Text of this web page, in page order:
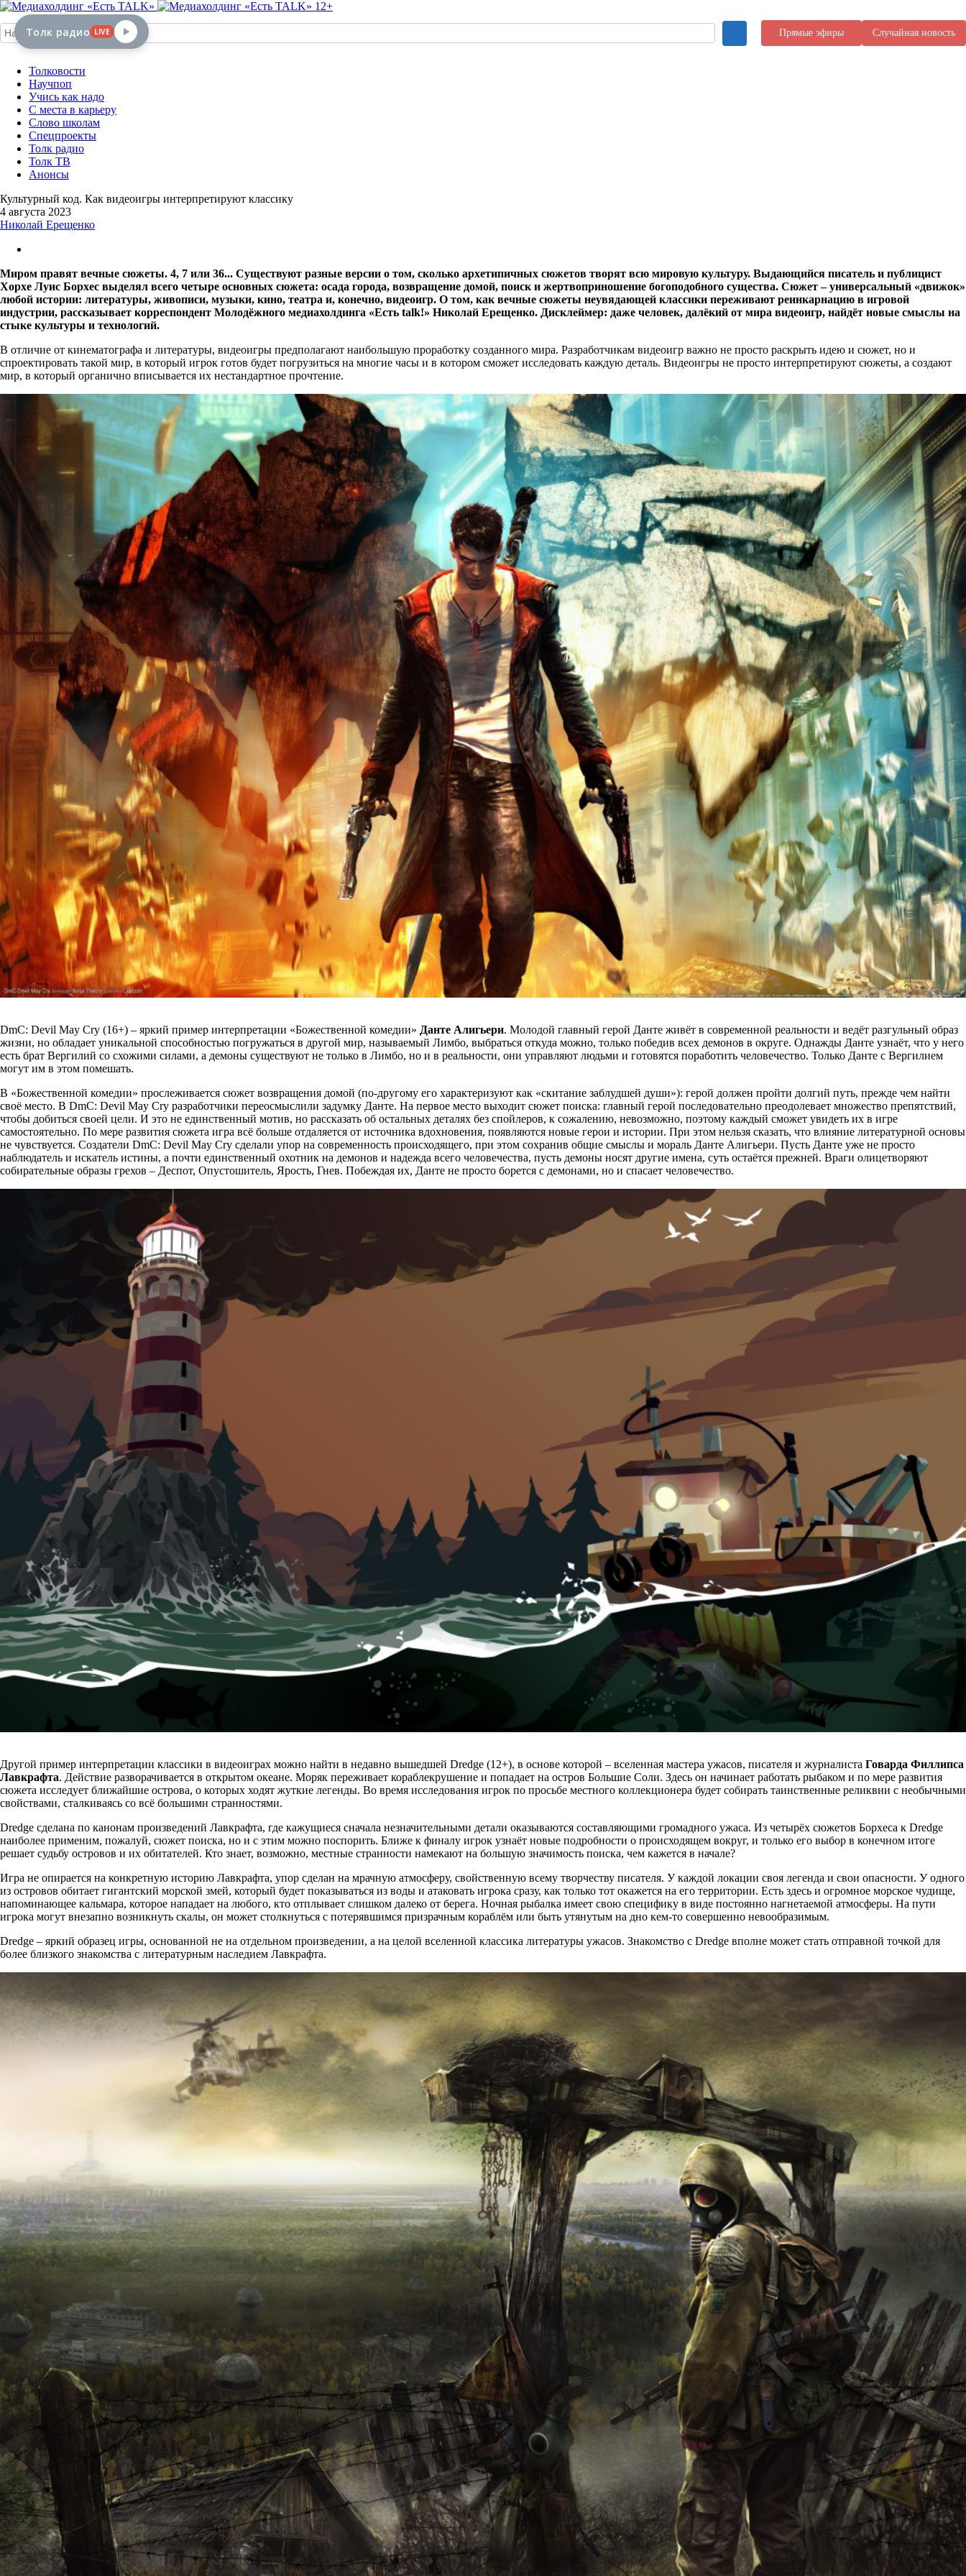
12+
Прямые эфиры Случайная новость
Толковости
Научпоп
Учись как надо
С места в карьеру
Слово школам
Спецпроекты
Толк радио
Толк ТВ
Анонсы
Культурный код. Как видеоигры интерпретируют классику
4 августа 2023
Николай Ерещенко
Миром правят вечные сюжеты. 4, 7 или 36... Существуют разные версии о том, сколько архетипичных сюжетов творят всю мировую культуру. Выдающийся писатель и публицист
Хорхе Луис Борхес выделял всего четыре основных сюжета: осада города, возвращение домой, поиск и жертвоприношение богоподобного существа. Сюжет – универсальный «движок»
любой истории: литературы, живописи, музыки, кино, театра и, конечно, видеоигр. О том, как вечные сюжеты неувядающей классики переживают реинкарнацию в игровой
индустрии, рассказывает корреспондент Молодёжного медиахолдинга «Есть talk!» Николай Ерещенко. Дисклеймер: даже человек, далёкий от мира видеоигр, найдёт новые смыслы на
стыке культуры и технологий.
В отличие от кинематографа и литературы, видеоигры предполагают наибольшую проработку созданного мира. Разработчикам видеоигр важно не просто раскрыть идею и сюжет, но и
спроектировать такой мир, в который игрок готов будет погрузиться на многие часы и в котором сможет исследовать каждую деталь. Видеоигры не просто интерпретируют сюжеты, а создают
мир, в который органично вписывается их нестандартное прочтение.
DmC: Devil May Cry (16+) – яркий пример интерпретации «Божественной комедии» Данте Алигьери. Молодой главный герой Данте живёт в современной реальности и ведёт разгульный образ
жизни, но обладает уникальной способностью погружаться в другой мир, называемый Лимбо, выбраться откуда можно, только победив всех демонов в округе. Однажды Данте узнаёт, что у него
есть брат Вергилий со схожими силами, а демоны существуют не только в Лимбо, но и в реальности, они управляют людьми и готовятся поработить человечество. Только Данте с Вергилием
могут им в этом помешать.
В «Божественной комедии» прослеживается сюжет возвращения домой (по-другому его характеризуют как «скитание заблудшей души»): герой должен пройти долгий путь, прежде чем найти
своё место. В DmC: Devil May Cry разработчики переосмыслили задумку Данте. На первое место выходит сюжет поиска: главный герой последовательно преодолевает множество препятствий,
чтобы добиться своей цели. И это не единственный мотив, но рассказать об остальных деталях без спойлеров, к сожалению, невозможно, поэтому каждый сможет увидеть их в игре
самостоятельно. По мере развития сюжета игра всё больше отдаляется от источника вдохновения, появляются новые герои и истории. При этом нельзя сказать, что влияние литературной основы
не чувствуется. Создатели DmC: Devil May Cry сделали упор на современность происходящего, при этом сохранив общие смыслы и мораль Данте Алигьери. Пусть Данте уже не просто
наблюдатель и искатель истины, а почти единственный охотник на демонов и надежда всего человечества, пусть демоны носят другие имена, суть остаётся прежней. Враги олицетворяют
собирательные образы грехов – Деспот, Опустошитель, Ярость, Гнев. Побеждая их, Данте не просто борется с демонами, но и спасает человечество.
Другой пример интерпретации классики в видеоиграх можно найти в недавно вышедшей Dredge (12+), в основе которой – вселенная мастера ужасов, писателя и журналиста Говарда Филлипса
Лавкрафта. Действие разворачивается в открытом океане. Моряк переживает кораблекрушение и попадает на остров Большие Соли. Здесь он начинает работать рыбаком и по мере развития
сюжета исследует ближайшие острова, о которых ходят жуткие легенды. Во время исследования игрок по просьбе местного коллекционера будет собирать таинственные реликвии с необычными
свойствами, сталкиваясь со всё большими странностями.
Dredge сделана по канонам произведений Лавкрафта, где кажущиеся сначала незначительными детали оказываются составляющими громадного ужаса. Из четырёх сюжетов Борхеса к Dredge
наиболее применим, пожалуй, сюжет поиска, но и с этим можно поспорить. Ближе к финалу игрок узнаёт новые подробности о происходящем вокруг, и только его выбор в конечном итоге
решает судьбу островов и их обитателей. Кто знает, возможно, местные странности намекают на большую значимость поиска, чем кажется в начале?
Игра не опирается на конкретную историю Лавкрафта, упор сделан на мрачную атмосферу, свойственную всему творчеству писателя. У каждой локации своя легенда и свои опасности. У одного
из островов обитает гигантский морской змей, который будет показываться из воды и атаковать игрока сразу, как только тот окажется на его территории. Есть здесь и огромное морское чудище,
напоминающее кальмара, которое нападает на любого, кто отплывает слишком далеко от берега. Ночная рыбалка имеет свою специфику в виде постоянно нагнетаемой атмосферы. На пути
игрока могут внезапно возникнуть скалы, он может столкнуться с потерявшимся призрачным кораблём или быть утянутым на дно кем-то совершенно невообразимым.
Dredge – яркий образец игры, основанной не на отдельном произведении, а на целой вселенной классика литературы ужасов. Знакомство с Dredge вполне может стать отправной точкой для
более близкого знакомства с литературным наследием Лавкрафта.
Толк радио LIVE